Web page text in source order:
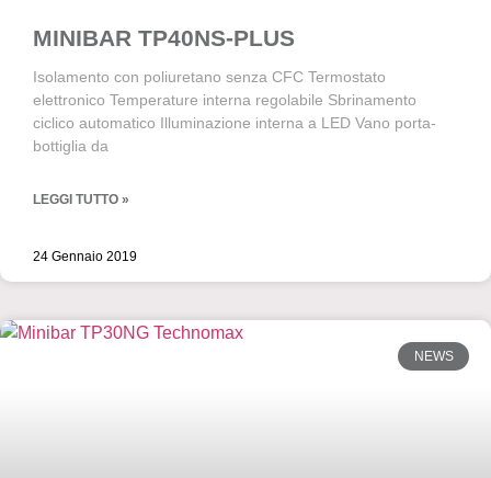
MINIBAR TP40NS-PLUS
Isolamento con poliuretano senza CFC Termostato
elettronico Temperature interna regolabile Sbrinamento
ciclico automatico Illuminazione interna a LED Vano porta-
bottiglia da
LEGGI TUTTO »
24 Gennaio 2019
NEWS